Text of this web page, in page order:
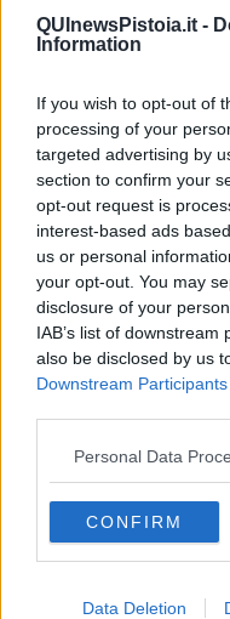
QUInewsPistoia.it -
Information
If you wish to opt-out of
processing of your
targeted advertising by
section to confirm your
opt-out request is
interest-based ads
us or personal
your opt-out. You may
disclosure of your
IAB’s list of
also be disclosed by us
Downstream Participants
Personal Data
CONFIRM
Data Deletion
Hop!
O sonho de um prisioneiro
Sto qui
Scrivi
Bestiario
Pillole
Veglia
​“D” come delitto
Belle lettere
25 Aprile
Todo el bien, todo el mal
Silenzio
Le parole
Le stelle del jazz
Vita & morte
Moro
Continuando, la nonna e
Metaverso smart